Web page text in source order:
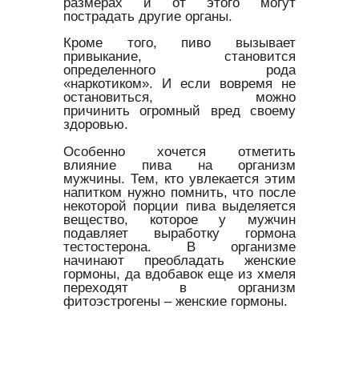
пострадать другие органы.
Кроме того, пиво вызывает
привыкание, становится
определенного рода
«наркотиком». И если вовремя не
остановиться, можно
причинить огромный вред своему
здоровью.
Особенно хочется отметить
влияние пива на организм
мужчины. Тем, кто увлекается этим
напитком нужно помнить, что после
некоторой порции пива выделяется
вещество, которое у мужчин
подавляет выработку гормона
тестостерона. В организме
начинают преобладать женские
гормоны, да вдобавок еще из хмеля
переходят в организм
фитоэстрогены – женские гормоны.